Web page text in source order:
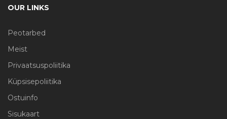
OUR LINKS
Peotarbed
Meist
Privaatsuspoliitika
Küpsisepoliitika
Ostuinfo
Sisukaart